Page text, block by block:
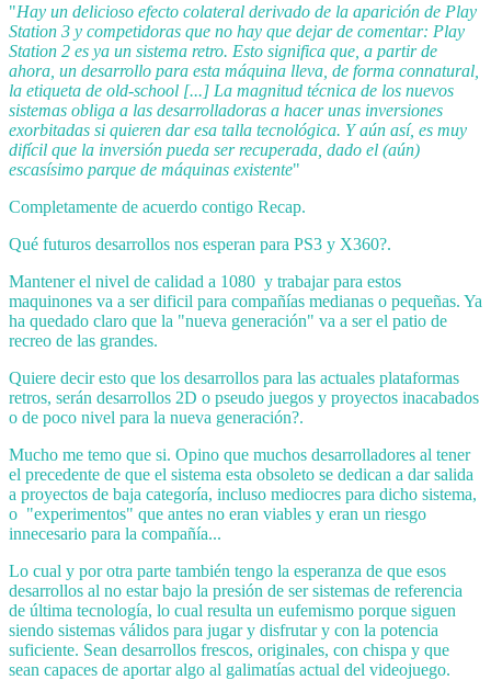
"Hay un delicioso efecto colateral derivado de la aparición de Play
Station 3 y competidoras que no hay que dejar de comentar: Play
Station 2 es ya un sistema retro. Esto significa que, a partir de
ahora, un desarrollo para esta máquina lleva, de forma connatural,
la etiqueta de old-school [...] La magnitud técnica de los nuevos
sistemas obliga a las desarrolladoras a hacer unas inversiones
exorbitadas si quieren dar esa talla tecnológica. Y aún así, es muy
difícil que la inversión pueda ser recuperada, dado el (aún)
escasísimo parque de máquinas existente"
Completamente de acuerdo contigo Recap.
Qué futuros desarrollos nos esperan para PS3 y X360?.
Mantener el nivel de calidad a 1080 y trabajar para estos
maquinones va a ser dificil para compañías medianas o pequeñas. Ya
ha quedado claro que la "nueva generación" va a ser el patio de
recreo de las grandes.
Quiere decir esto que los desarrollos para las actuales plataformas
retros, serán desarrollos 2D o pseudo juegos y proyectos inacabados
o de poco nivel para la nueva generación?.
Mucho me temo que si. Opino que muchos desarrolladores al tener
el precedente de que el sistema esta obsoleto se dedican a dar salida
a proyectos de baja categoría, incluso mediocres para dicho sistema,
o "experimentos" que antes no eran viables y eran un riesgo
innecesario para la compañía...
Lo cual y por otra parte también tengo la esperanza de que esos
desarrollos al no estar bajo la presión de ser sistemas de referencia
de última tecnología, lo cual resulta un eufemismo porque siguen
siendo sistemas válidos para jugar y disfrutar y con la potencia
suficiente. Sean desarrollos frescos, originales, con chispa y que
sean capaces de aportar algo al galimatías actual del videojuego.